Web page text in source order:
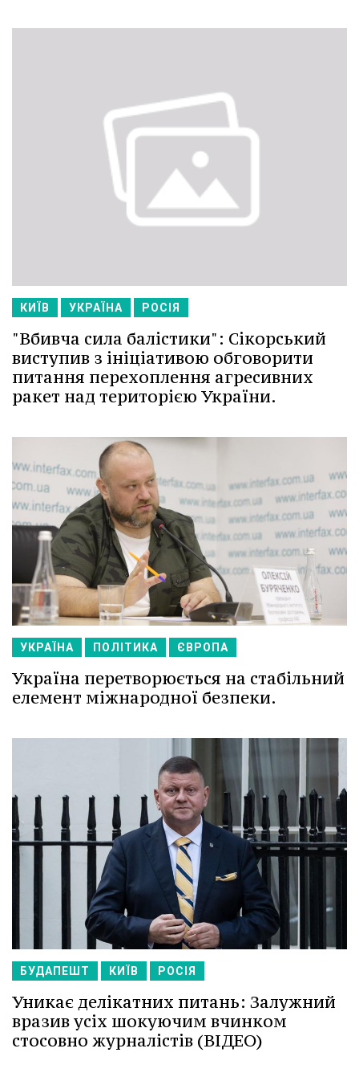
КИЇВ УКРАЇНА РОСІЯ
"Вбивча сила балістики": Сікорський
виступив з ініціативою обговорити
питання перехоплення агресивних
ракет над територією України.
УКРАЇНА ПОЛІТИКА ЄВРОПА
Україна перетворюється на стабільний
елемент міжнародної безпеки.
БУДАПЕШТ КИЇВ РОСІЯ
Уникає делікатних питань: Залужний
вразив усіх шокуючим вчинком
стосовно журналістів (ВІДЕО)